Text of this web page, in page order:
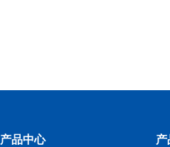
产品中心 产